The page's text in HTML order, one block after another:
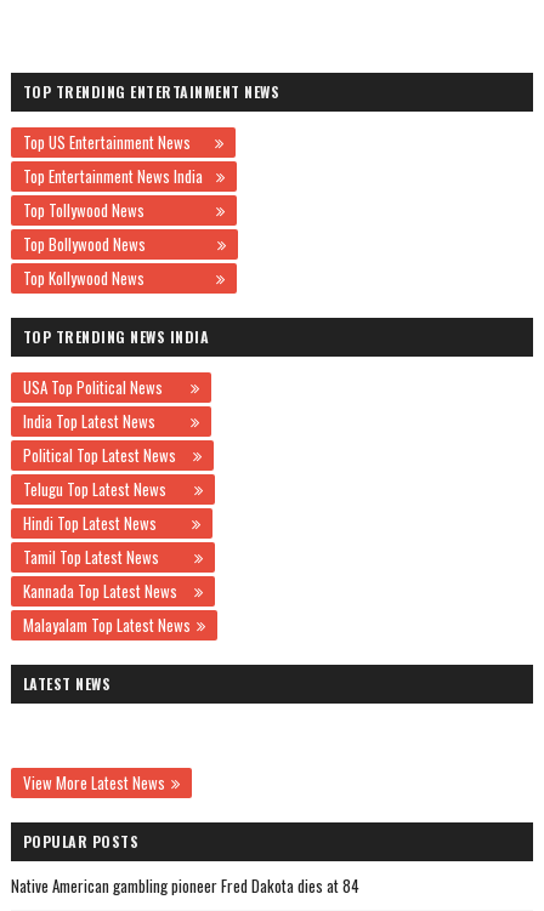
TOP TRENDING ENTERTAINMENT NEWS
Top US Entertainment News
Top Entertainment News India
Top Tollywood News
Top Bollywood News
Top Kollywood News
TOP TRENDING NEWS INDIA
USA Top Political News
India Top Latest News
Political Top Latest News
Telugu Top Latest News
Hindi Top Latest News
Tamil Top Latest News
Kannada Top Latest News
Malayalam Top Latest News
LATEST NEWS
View More Latest News
POPULAR POSTS
Native American gambling pioneer Fred Dakota dies at 84